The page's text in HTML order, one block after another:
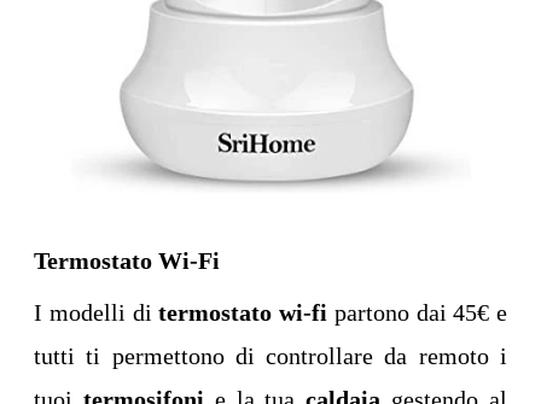
Termostato Wi-Fi
I modelli di termostato wi-fi partono dai 45€ e
tutti ti permettono di controllare da remoto i